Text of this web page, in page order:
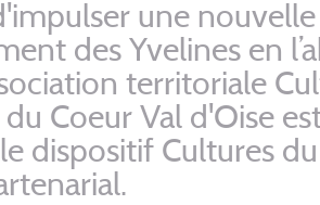
une
des Yvelines en
territoriale
du Coeur Val d'Oise
dispositif Cultures